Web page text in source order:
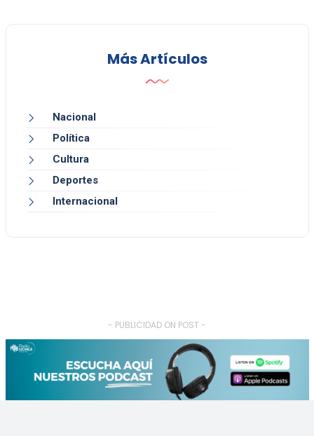
Más Artículos
Nacional
Política
Cultura
Deportes
Internacional
- PUBLICIDAD ON POST -